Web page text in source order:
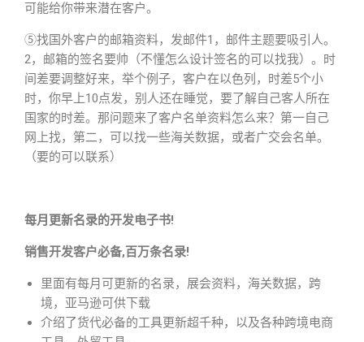
可能给你带来潜在客户。
⑤找国外客户的邮箱资料，发邮件1，邮件主题要吸引人。
2，邮箱的签名要帅（不懂怎么设计签名的可以找我）。时
间差要调整好来，举个例子，客户在以色列，时差5个小
时，你早上10点发，别人还在睡觉，要了解自己客人所在
国家的时差。那问题来了客户名单资料怎么来？第一自己
网上找，第二，可以找一些海关数据，或者广交会名单。
（要的可以联系）
每月更新名录的开发电子书!
销售开发客户必备,百万条名录!
里面有每月可更新的名录，展会资料，海关数据，跨
境，亚马逊可供下载
介绍了货代必备的工具更新超千种，以及各种跨境电商